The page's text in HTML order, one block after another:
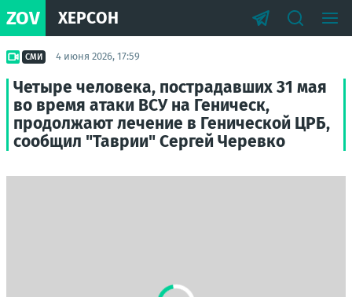
ZOV ХЕРСОН
СМИ 4 июня 2026, 17:59
Четыре человека, пострадавших 31 мая
во время атаки ВСУ на Геническ,
продолжают лечение в Генической ЦРБ,
сообщил "Таврии" Сергей Черевко